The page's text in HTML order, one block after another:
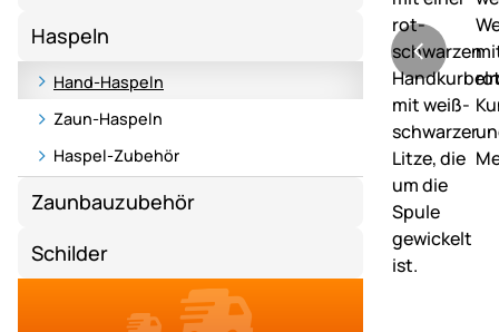
Haspeln
Hand-Haspeln
Zaun-Haspeln
Haspel-Zubehör
Zaunbauzubehör
Schilder